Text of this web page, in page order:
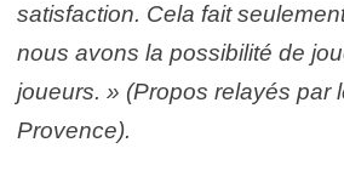
satisfaction. Cela fait
nous avons la possibilité de
joueurs. » (Propos relayés par
Provence).